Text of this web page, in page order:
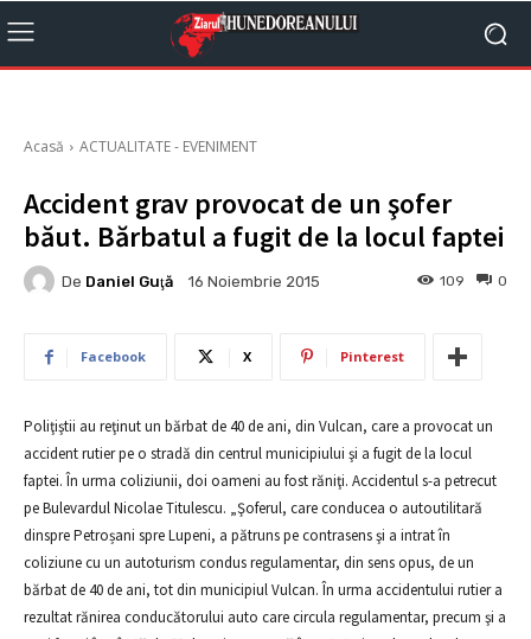
Acasă ACTUALITATE - EVENIMENT
Accident grav provocat de un şofer
băut. Bărbatul a fugit de la locul faptei
De Daniel Guţă 16 Noiembrie 2015 0
109
Facebook X Pinterest
Poliţiştii au reţinut un bărbat de 40 de ani, din Vulcan, care a provocat un
accident rutier pe o stradă din centrul municipiului şi a fugit de la locul
faptei. În urma coliziunii, doi oameni au fost răniţi. Accidentul s-a petrecut
pe Bulevardul Nicolae Titulescu. „Şoferul, care conducea o autoutilitară
dinspre Petroșani spre Lupeni, a pătruns pe contrasens şi a intrat în
coliziune cu un autoturism condus regulamentar, din sens opus, de un
bărbat de 40 de ani, tot din municipiul Vulcan. În urma accidentului rutier a
rezultat rănirea conducătorului auto care circula regulamentar, precum şi a